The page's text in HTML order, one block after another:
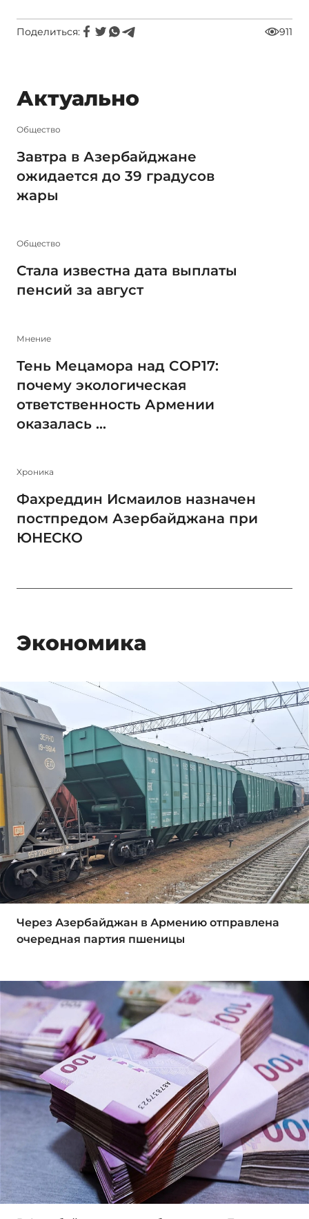
Поделиться: 911
Актуально
Общество
Завтра в Азербайджане
ожидается до 39 градусов
жары
Общество
Стала известна дата выплаты
пенсий за август
Мнение
Тень Мецамора над COP17:
почему экологическая
ответственность Армении
оказалась ...
Xроника
Фахреддин Исмаилов назначен
постпредом Азербайджана при
ЮНЕСКО
Экономика
Через Азербайджан в Армению отправлена
очередная партия пшеницы